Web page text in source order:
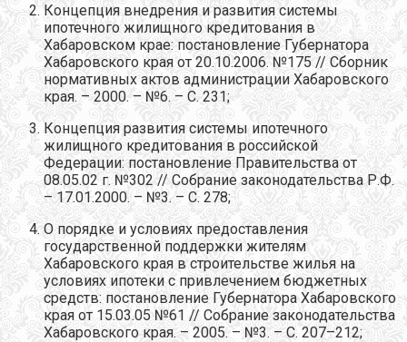
Концепция внедрения и развития системы
ипотечного жилищного кредитования в
Хабаровском крае: постановление Губернатора
Хабаровского края от 20.10.2006. №175 // Сборник
нормативных актов администрации Хабаровского
края. – 2000. – №6. – С. 231;
Концепция развития системы ипотечного
жилищного кредитования в российской
Федерации: постановление Правительства от
08.05.02 г. №302 // Собрание законодательства Р.Ф.
– 17.01.2000. – №3. – С. 278;
О порядке и условиях предоставления
государственной поддержки жителям
Хабаровского края в строительстве жилья на
условиях ипотеки с привлечением бюджетных
средств: постановление Губернатора Хабаровского
края от 15.03.05 №61 // Собрание законодательства
Хабаровского края. – 2005. – №3. – С. 207–212;